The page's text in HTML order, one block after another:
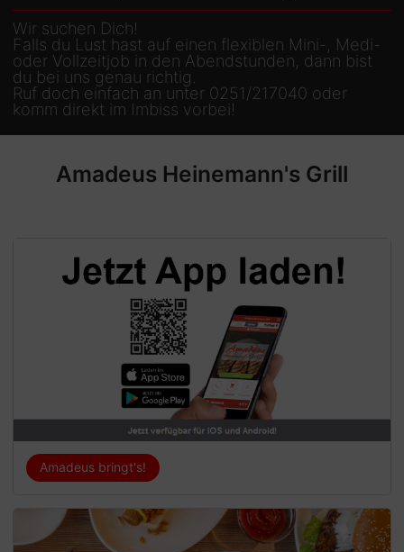
Wir suchen Dich!
Falls du Lust hast auf einen flexiblen Mini-, Medi-
oder Vollzeitjob in den Abendstunden, dann bist
du bei uns genau richtig.
Ruf doch einfach an unter 0251/217040 oder
komm direkt im Imbiss vorbei!
Amadeus Heinemann's Grill
Amadeus bringt's!